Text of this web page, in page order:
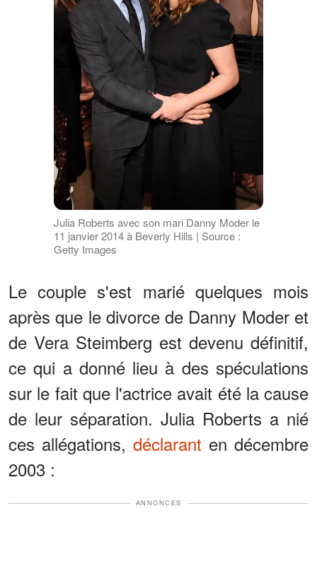
Julia Roberts avec son mari Danny Moder le
11 janvier 2014 à Beverly Hills | Source :
Getty Images
Le couple s'est marié quelques mois
après que le divorce de Danny Moder et
de Vera Steimberg est devenu définitif,
ce qui a donné lieu à des spéculations
sur le fait que l'actrice avait été la cause
de leur séparation. Julia Roberts a nié
ces allégations, déclarant en décembre
2003 :
ANNONCES